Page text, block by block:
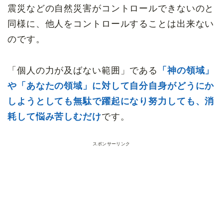
震災などの自然災害がコントロールできないのと
同様に、他人をコントロールすることは出来ない
のです。
「個人の力が及ばない範囲」である
「神の領域」
や「あなたの領域」に対して自分自身がどうにか
しようとしても無駄で躍起になり努力しても、消
耗して悩み苦しむだけです。
スポンサーリンク